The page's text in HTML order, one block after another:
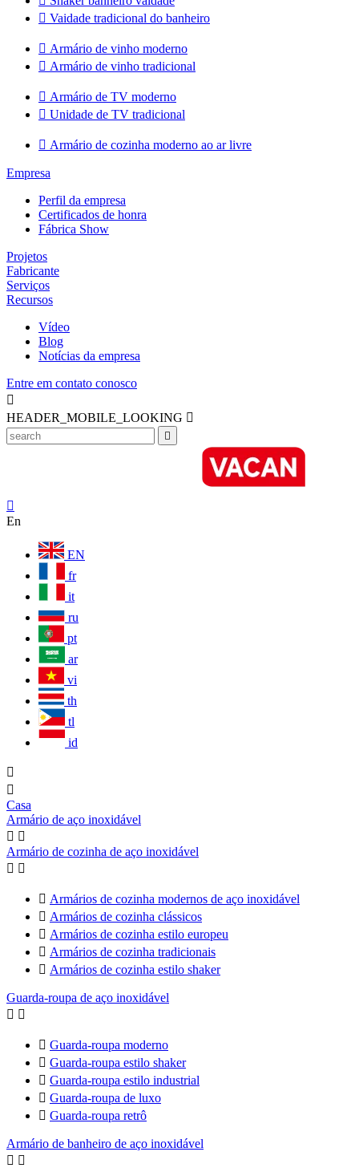
 Vaidade tradicional do banheiro
 Armário de vinho moderno
 Armário de vinho tradicional
 Armário de TV moderno
 Unidade de TV tradicional
 Armário de cozinha moderno ao ar livre
Empresa
Perfil da empresa
Certificados de honra
Fábrica Show
Projetos
Fabricante
Serviços
Recursos
Vídeo
Blog
Notícias da empresa
Entre em contato conosco

HEADER_MOBILE_LOOKING 


En
EN
fr
it
ru
pt
ar
vi
th
tl
id


Casa
Armário de aço inoxidável
 
Armário de cozinha de aço inoxidável
 
 Armários de cozinha modernos de aço inoxidável
 Armários de cozinha clássicos
 Armários de cozinha estilo europeu
 Armários de cozinha tradicionais
 Armários de cozinha estilo shaker
Guarda-roupa de aço inoxidável
 
 Guarda-roupa moderno
 Guarda-roupa estilo shaker
 Guarda-roupa estilo industrial
 Guarda-roupa de luxo
 Guarda-roupa retrô
Armário de banheiro de aço inoxidável
 